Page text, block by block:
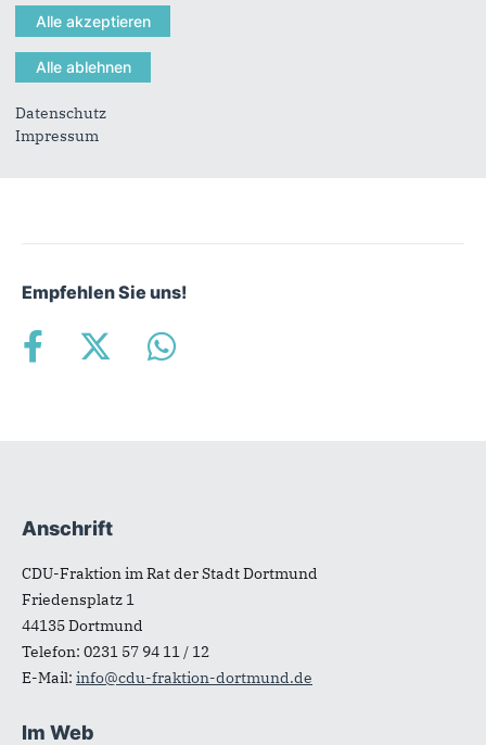
Download(254 KB)
Die Tagesordnung des 105. Kreisparteitages des CDU-
mündlichen Bericht des Vorsitzenden der CDU-Fraktion im
Rat der Stadt Dortmund vor, dessen wir Redemanuskript wir
Empfehlen Sie uns!
Fußbereich
Anschrift
CDU-Fraktion im Rat der Stadt Dortmund
Friedensplatz 1
44135Dortmund
Telefon: 0231 57 94 11 / 12
E-Mail: info@cdu-fraktion-dortmund.de
Im Web
Datenschutz
Impressum